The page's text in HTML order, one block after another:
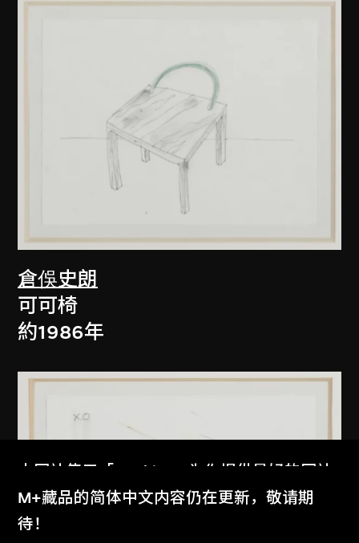
倉俁史朗
可可椅
約1986年
本网站使用「Cookies」为你提供最好的网站
体验。
了解更多
M+藏品的简体中文内容仍在更新，敬请期
待！